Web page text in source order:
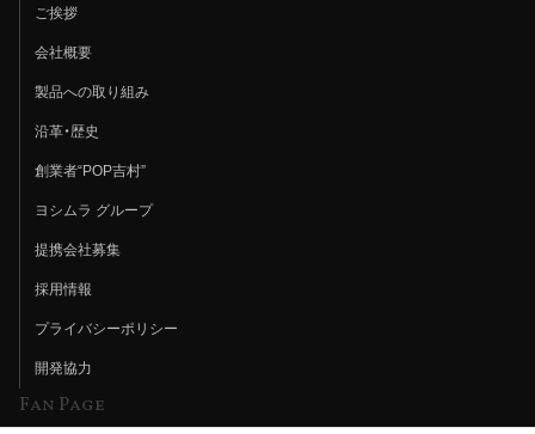
ご挨拶
会社概要
製品への取り組み
沿革・歴史
創業者“POP吉村”
ヨシムラ グループ
提携会社募集
採用情報
プライバシーポリシー
開発協力
Fan Page